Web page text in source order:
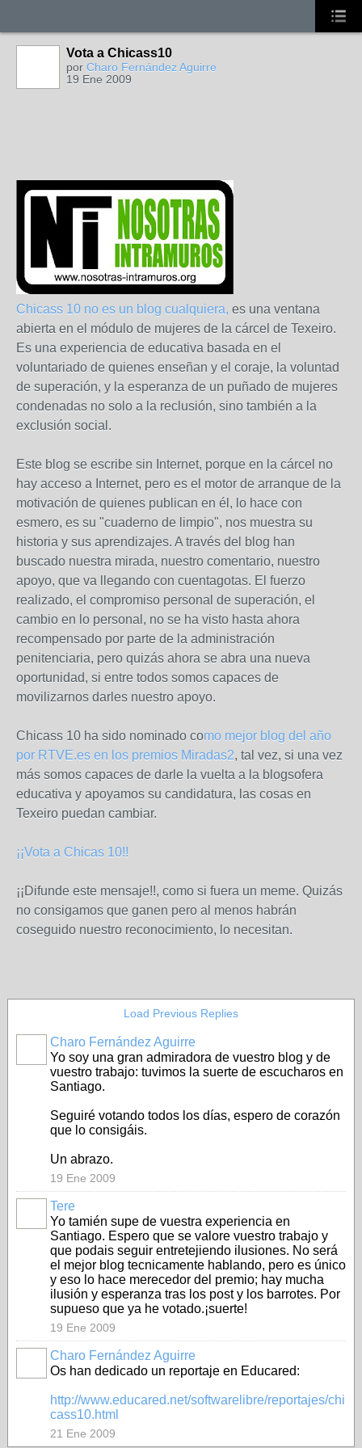
Vota a Chicass10
por Charo Fernández Aguirre
19 Ene 2009
Chicass 10 no es un blog cualquiera, es una ventana
abierta en el módulo de mujeres de la cárcel de Texeiro.
Es una experiencia de educativa basada en el
voluntariado de quienes enseñan y el coraje, la voluntad
de superación, y la esperanza de un puñado de mujeres
condenadas no solo a la reclusión, sino también a la
exclusión social.
Este blog se escribe sin Internet, porque en la cárcel no
hay acceso a Internet, pero es el motor de arranque de la
motivación de quienes publican en él, lo hace con
esmero, es su "cuaderno de limpio", nos muestra su
historia y sus aprendizajes. A través del blog han
buscado nuestra mirada, nuestro comentario, nuestro
apoyo, que va llegando con cuentagotas. El fuerzo
realizado, el compromiso personal de superación, el
cambio en lo personal, no se ha visto hasta ahora
recompensado por parte de la administración
penitenciaria, pero quizás ahora se abra una nueva
oportunidad, si entre todos somos capaces de
movilizarnos darles nuestro apoyo.
Chicass 10 ha sido nominado como mejor blog del año
por RTVE.es en los premios Miradas2, tal vez, si una vez
más somos capaces de darle la vuelta a la blogsofera
educativa y apoyamos su candidatura, las cosas en
Texeiro puedan cambiar.
¡¡Vota a Chicas 10!!
¡¡Difunde este mensaje!!, como si fuera un meme. Quizás
no consigamos que ganen pero al menos habrán
coseguido nuestro reconocimiento, lo necesitan.
Load Previous Replies
Charo Fernández Aguirre
Yo soy una gran admiradora de vuestro blog y de
vuestro trabajo: tuvimos la suerte de escucharos en
Santiago.
Seguiré votando todos los días, espero de corazón
que lo consigáis.
Un abrazo.
19 Ene 2009
Tere
Yo tamién supe de vuestra experiencia en
Santiago. Espero que se valore vuestro trabajo y
que podais seguir entretejiendo ilusiones. No será
el mejor blog tecnicamente hablando, pero es único
y eso lo hace merecedor del premio; hay mucha
ilusión y esperanza tras los post y los barrotes. Por
supueso que ya he votado.¡suerte!
19 Ene 2009
Charo Fernández Aguirre
Os han dedicado un reportaje en Educared:
http://www.educared.net/softwarelibre/reportajes/chi
cass10.html
21 Ene 2009